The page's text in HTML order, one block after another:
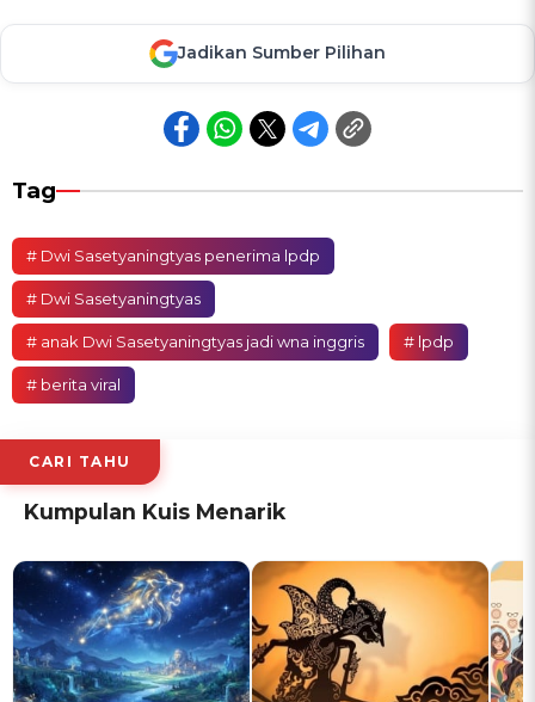
Jadikan Sumber Pilihan
Tag
# Dwi Sasetyaningtyas penerima lpdp
# Dwi Sasetyaningtyas
# anak Dwi Sasetyaningtyas jadi wna inggris # lpdp
# berita viral
CARI TAHU
Kumpulan Kuis Menarik